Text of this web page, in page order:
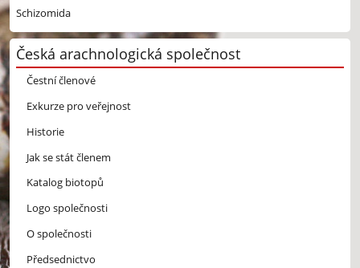
Schizomida
Česká arachnologická společnost
Čestní členové
Exkurze pro veřejnost
Historie
Jak se stát členem
Katalog biotopů
Logo společnosti
O společnosti
Předsednictvo